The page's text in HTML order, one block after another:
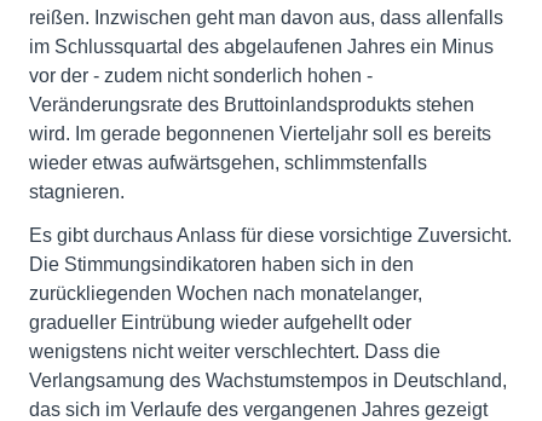
reißen. Inzwischen geht man davon aus, dass allenfalls
im Schlussquartal des abgelaufenen Jahres ein Minus
vor der - zudem nicht sonderlich hohen -
Veränderungsrate des Bruttoinlandsprodukts stehen
wird. Im gerade begonnenen Vierteljahr soll es bereits
wieder etwas aufwärtsgehen, schlimmstenfalls
stagnieren.
Es gibt durchaus Anlass für diese vorsichtige Zuversicht.
Die Stimmungsindikatoren haben sich in den
zurückliegenden Wochen nach monatelanger,
gradueller Eintrübung wieder aufgehellt oder
wenigstens nicht weiter verschlechtert. Dass die
Verlangsamung des Wachstumstempos in Deutschland,
das sich im Verlaufe des vergangenen Jahres gezeigt